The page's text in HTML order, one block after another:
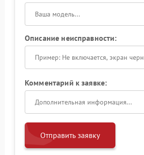
Описание неисправности:
Комментарий к заявке:
Отправить заявку